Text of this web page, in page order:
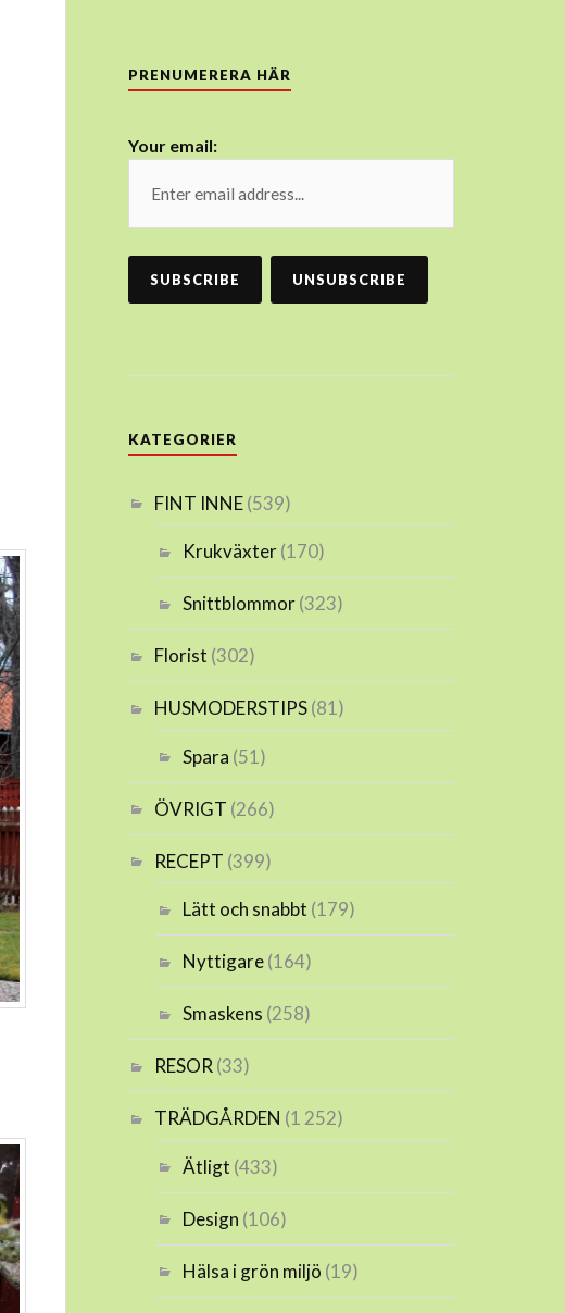
PRENUMERERA HÄR
Your email:
KATEGORIER
FINT INNE(539)
Krukväxter(170)
Snittblommor(323)
Florist (302)
HUSMODERSTIPS(81)
Spara (51)
ÖVRIGT (266)
RECEPT (399)
Lätt och snabbt (179)
Nyttigare(164)
Smaskens (258)
RESOR (33)
TRÄDGÅRDEN (1 252)
Ätligt (433)
Design (106)
Hälsa i grön miljö (19)